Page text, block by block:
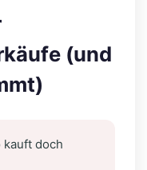
(und
kauft doch